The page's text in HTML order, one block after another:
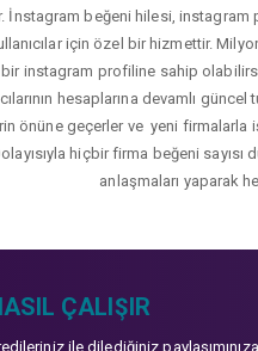
İnstagram beğeni hilesi,
için özel bir hizmettir.
instagram profiline sahip
hesaplarına devamlı
önüne geçerler ve yeni firmalarla
hiçbir firma beğeni
anlaşmaları yaparak
ÇALIŞIR
ile dilediğiniz paylaşımınıza